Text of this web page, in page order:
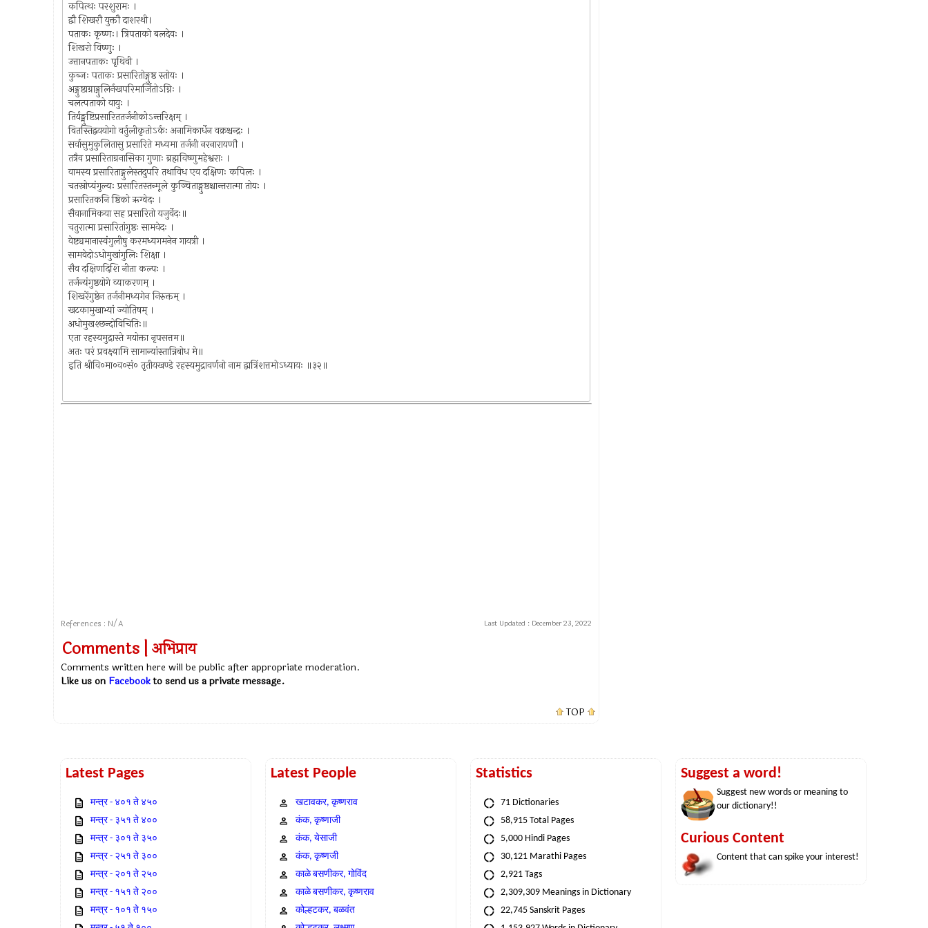
कपित्थः परशुरामः ।
द्वौ शिखरौ युक्तौ दाशरथी।
पताकः कृष्णः। त्रिपताको बलदेवः ।
शिखरो विष्णुः ।
उत्तानपताकः पृथिवी ।
कुब्जः पताकः प्रसारितोङ्गुष्ठ स्तोयः ।
अङ्गुष्ठाग्राङ्गुलिर्नखपरिमार्जितोऽग्निः ।
चलत्पताको वायुः ।
तिर्यङ्मुष्टिप्रसारिततर्जनीकोऽन्तरिक्षम् ।
वितस्तिद्वययोगो वर्तुलीकृतोऽर्कः अनामिकार्धेन वक्रश्चन्द्रः ।
सर्वासुमुकुलितासु प्रसारिते मध्यमा तर्जनी नरनारायणौ ।
तत्रैव प्रसारिताग्रनासिका गुणाः ब्रह्मविष्णुमहेश्वराः ।
वामस्य प्रसारिताङ्गुलेस्तदुपरि तथाविध एव दक्षिणः कपिलः ।
चतस्रोप्यंगुल्यः प्रसारितस्तन्मूले कुञ्चिताङ्गुष्ठश्चान्तरात्मा तोयः ।
प्रसारितकनि ष्ठिको ऋग्वेदः ।
सैवानामिकया सह प्रसारितो यजुर्वेदः॥
चतुरात्मा प्रसारितांगुष्ठः सामवेदः ।
वेष्ट्यमानास्वंगुलीषु करमध्यगमनेन गायत्री ।
सामवेदोऽधोमुखांगुलिः शिक्षा ।
सैव दक्षिणदिशि नीता कल्पः ।
तर्जन्यंगुष्ठयोगे व्याकरणम् ।
शिखरेंगुष्ठेन तर्जनीमध्यगेन निरुक्तम् ।
खटकामुखाभ्यां ज्योतिषम् ।
अधोमुखश्छन्दोविचितिः॥
एता रहस्यमुद्रास्ते मयोक्ता नृपसत्तम॥
अतः परं प्रवक्ष्यामि सामान्यांस्तान्निबोध मे॥
इति श्रीवि०मा०व०सं० तृतीयखण्डे रहस्यमुद्रावर्णनो नाम द्वात्रिंशत्तमोऽध्यायः ॥३२॥
References : N/A Last Updated : December 23, 2022
Comments | अभिप्राय
Comments written here will be public after appropriate moderation.
Like us on Facebookto send us a private message.
TOP
Latest Pages
मन्त्र - ४०१ ते ४५०
मन्त्र - ३५१ ते ४००
मन्त्र - ३०१ ते ३५०
मन्त्र - २५१ ते ३००
मन्त्र - २०१ ते २५०
मन्त्र - १५१ ते २००
मन्त्र - १०१ ते १५०
Latest People
खटावकर, कृष्णराव
कंक, कृष्णाजी
कंक, येसाजी
कंक, कृष्णजी
काळे बसणीकर, गोविंद
काळे बसणीकर, कृष्णराव
कोल्हटकर, बळवंत
Statistics
71 Dictionaries
58,915 Total Pages
5,000 Hindi Pages
30,121 Marathi Pages
2,921 Tags
2,309,309 Meanings in Dictionary
22,745 Sanskrit Pages
Suggest a word!
Suggest new words or meaning to
our dictionary!!
Curious Content
Content that can spike your interest!